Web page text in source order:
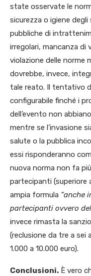
state osservate le
sicurezza o igiene
pubbliche di
irregolari, mancanza di
violazione delle norme
dovrebbe, invece,
tale reato. Il tentativo
configurabile finché i
dell’evento non
mentre se l’invasione
salute o la pubblica
essi risponderanno
nuova norma non fa
partecipanti (superiore
ampia formula “anche
partecipanti ovvero
invece rimasta la
(reclusione da tre a sei
1.000 a 10.000 euro).
Conclusioni. È vero